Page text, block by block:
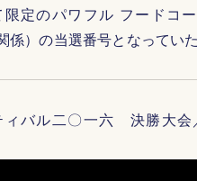
定のパワフル フードコー
）の当選番号となっていた
ィバル二〇一六 決勝大